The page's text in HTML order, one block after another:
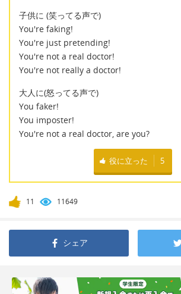
子供に (笑ってる声で)
You're faking!
You're just pretending!
You're not a real doctor!
You're not really a doctor!
大人に(怒ってる声で)
You faker!
You imposter!
You're not a real doctor, are you?
役に立った 5
11 11649
シェア